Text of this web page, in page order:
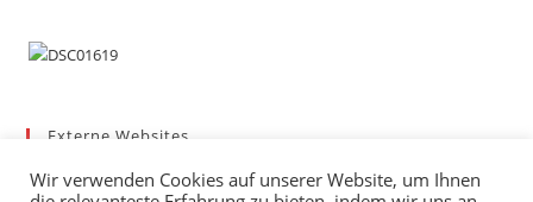
Externe Websites
Gemeinde March
Wir verwenden Cookies auf unserer Website, um Ihnen